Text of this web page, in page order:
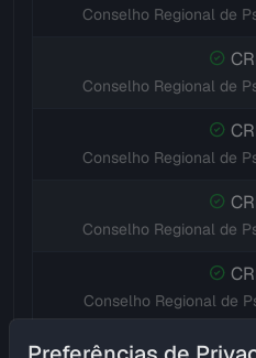
Conselho Regional de
Conselho Regional de
Conselho Regional de
Conselho Regional de
Conselho Regional de